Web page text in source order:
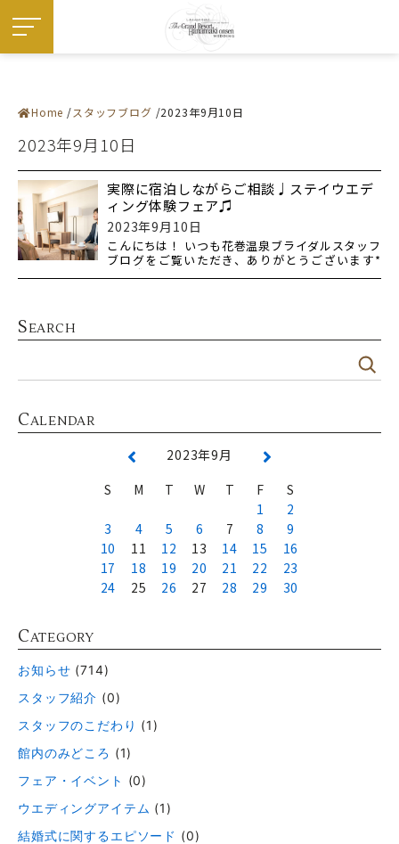
施設紹介
― 宴会会場
お料理
ドレス・和装
フェア
プラン
お知らせ・イベント
ウエディングレポート
ステイウエディング
フォトギャラリー
佳松園でのご婚礼
はじめての方へ
資料請求
アクセス
Home スタッフブログ 2023年9月10日
2023年9月10日
実際に宿泊しながらご相談♩ステイウエデ
ィング体験フェア♫
2023年9月10日
こんにちは！ いつも花巻温泉ブライダルスタッフ
ブログをご覧いただき、ありがとうございます*
結婚式の
SEARCH
CALENDAR
2023年9月
S
M T W T F
S
1
2
3
4 5 6 7 8
9
10
11 12 13 14 15
16
17
18 19 20 21 22
23
24
25 26 27 28 29 30
CATEGORY
お知らせ (714)
スタッフ紹介 (0)
スタッフのこだわり (1)
館内のみどころ (1)
フェア・イベント (0)
ウエディングアイテム (1)
結婚式に関するエピソード (0)